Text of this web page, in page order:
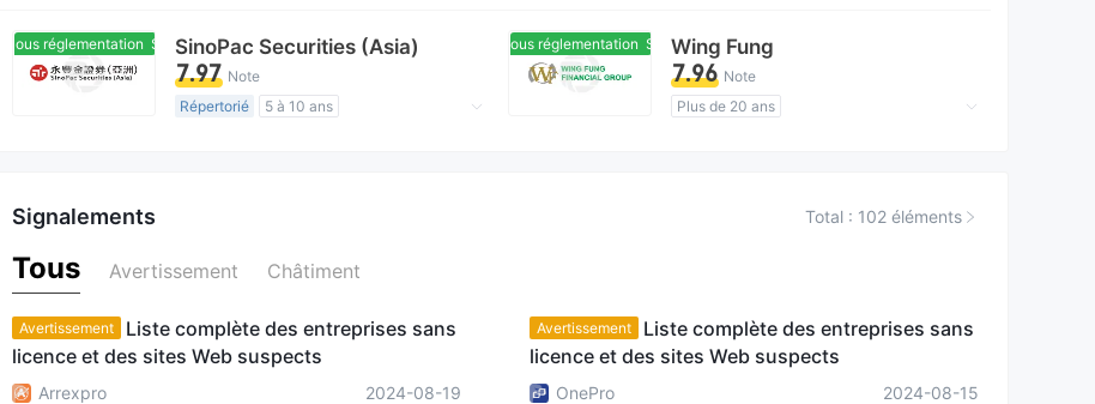
Auto-recherche
Affaires mondiales
Risque élevé potentiel
Sous réglementation Sous réglementation
SinoPac Securities (Asia)
7.97 Note
Répertorié
5 à 10 ans
Sous réglementation Sous réglementation
Wing Fung
7.96 Note
Plus de 20 ans
Région d'affaires suspectée
Signalements Total : 102 éléments
Tous Avertissement Châtiment
Avertissement
Liste complète des entreprises sans
licence et des sites Web suspects
Arrexpro 2024-08-19
Avertissement
Liste complète des entreprises sans
licence et des sites Web suspects
OnePro 2024-08-15